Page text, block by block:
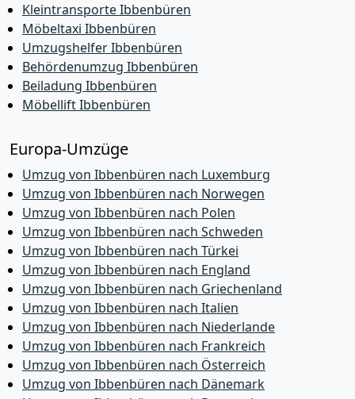
Kleintransporte Ibbenbüren
Möbeltaxi Ibbenbüren
Umzugshelfer Ibbenbüren
Behördenumzug Ibbenbüren
Beiladung Ibbenbüren
Möbellift Ibbenbüren
Europa-Umzüge
Umzug von Ibbenbüren nach Luxemburg
Umzug von Ibbenbüren nach Norwegen
Umzug von Ibbenbüren nach Polen
Umzug von Ibbenbüren nach Schweden
Umzug von Ibbenbüren nach Türkei
Umzug von Ibbenbüren nach England
Umzug von Ibbenbüren nach Griechenland
Umzug von Ibbenbüren nach Italien
Umzug von Ibbenbüren nach Niederlande
Umzug von Ibbenbüren nach Frankreich
Umzug von Ibbenbüren nach Österreich
Umzug von Ibbenbüren nach Dänemark